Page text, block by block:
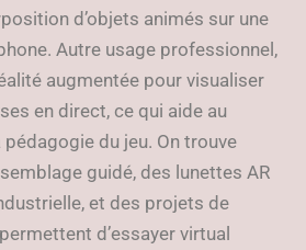
d’objets animés sur une
Autre usage professionnel,
augmentée pour visualiser
en direct, ce qui aide au
du jeu. On trouve
guidé, des lunettes AR
et des projets de
d’essayer virtual